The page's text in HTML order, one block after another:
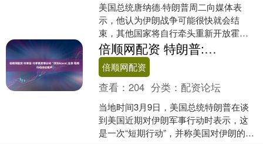
美国总统唐纳德·特朗普周二向媒体表
示，他认为伊朗战争可能很快就会结
束，其他国家将自行牵头重新开放霍尔
木兹海峡。 “我们不会再在那里待太久
了。我们现在正在把他们彻....
倍顺网配资 特朗普:对伊朗军事行动“很快&quot;结束 短期行动接近尾声
倍顺网配资
查看：204 分类：配资论坛
当地时间3月9日，美国总统特朗普在谈
到美国近期对伊朗军事行动时表示，这
是一次“短期行动”，并称美国对伊朗的军